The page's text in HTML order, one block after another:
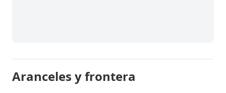
Aranceles y frontera